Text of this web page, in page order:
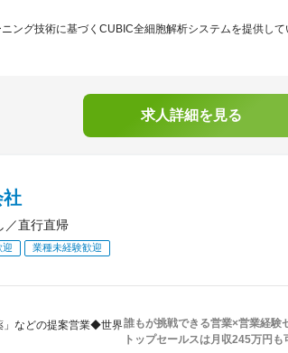
ング技術に基づくCUBIC全細胞解析システムを提供して
求人詳細を見る
社
／直行直帰
迎 業種未経験歓迎
」などの提案営業◆世界誰もが挑戦できる営業×営業経験
トップセールスは月収245万円も